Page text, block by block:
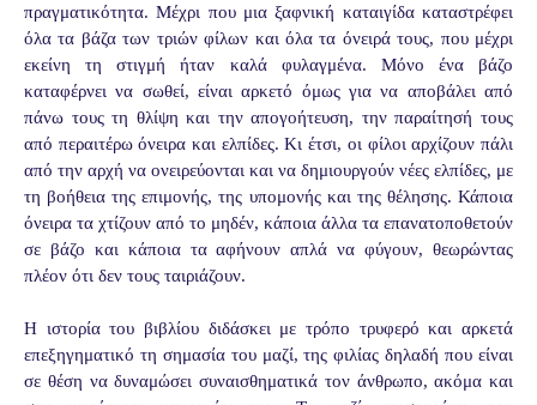
πραγματικότητα. Μέχρι που μια ξαφνική καταιγίδα καταστρέφει
όλα τα βάζα των τριών φίλων και όλα τα όνειρά τους, που μέχρι
εκείνη τη στιγμή ήταν καλά φυλαγμένα. Μόνο ένα βάζο
καταφέρνει να σωθεί, είναι αρκετό όμως για να αποβάλει από
πάνω τους τη θλίψη και την απογοήτευση, την παραίτησή τους
από περαιτέρω όνειρα και ελπίδες. Κι έτσι, οι φίλοι αρχίζουν πάλι
από την αρχή να ονειρεύονται και να δημιουργούν νέες ελπίδες, με
τη βοήθεια της επιμονής, της υπομονής και της θέλησης. Κάποια
όνειρα τα χτίζουν από το μηδέν, κάποια άλλα τα επανατοποθετούν
σε βάζο και κάποια τα αφήνουν απλά να φύγουν, θεωρώντας
πλέον ότι δεν τους ταιριάζουν.
Η ιστορία του βιβλίου διδάσκει με τρόπο τρυφερό και αρκετά
επεξηγηματικό τη σημασία του μαζί, της φιλίας δηλαδή που είναι
σε θέση να δυναμώσει συναισθηματικά τον άνθρωπο, ακόμα και